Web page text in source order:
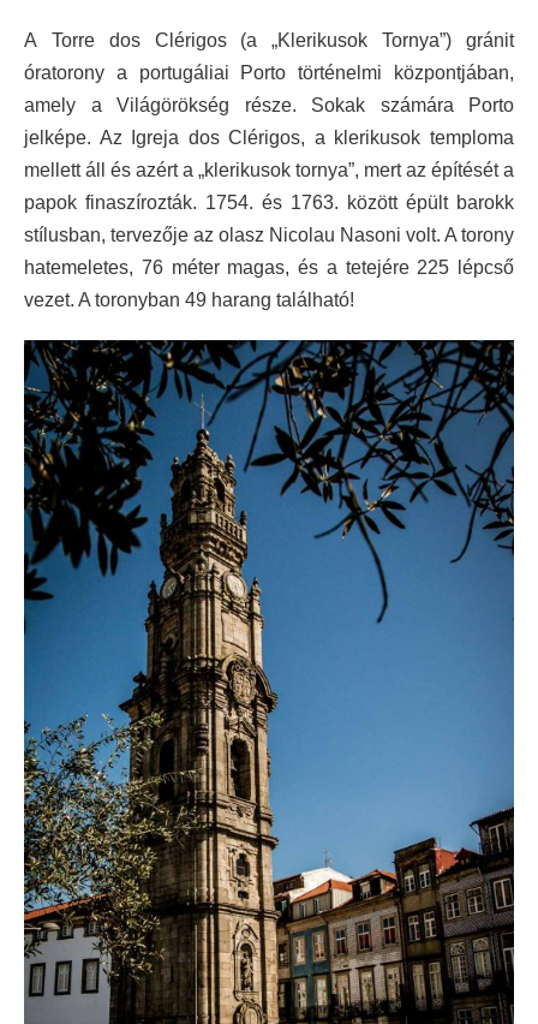
A Torre dos Clérigos (a „Klerikusok Tornya”) gránit
óratorony a portugáliai Porto történelmi központjában,
amely a Világörökség része. Sokak számára Porto
jelképe. Az Igreja dos Clérigos, a klerikusok temploma
mellett áll és azért a „klerikusok tornya”, mert az építését a
papok finaszírozták. 1754. és 1763. között épült barokk
stílusban, tervezője az olasz Nicolau Nasoni volt. A torony
hatemeletes, 76 méter magas, és a tetejére 225 lépcső
vezet. A toronyban 49 harang található!